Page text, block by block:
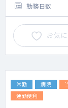
勤務日数
お気
常勤 病院
通勤便利